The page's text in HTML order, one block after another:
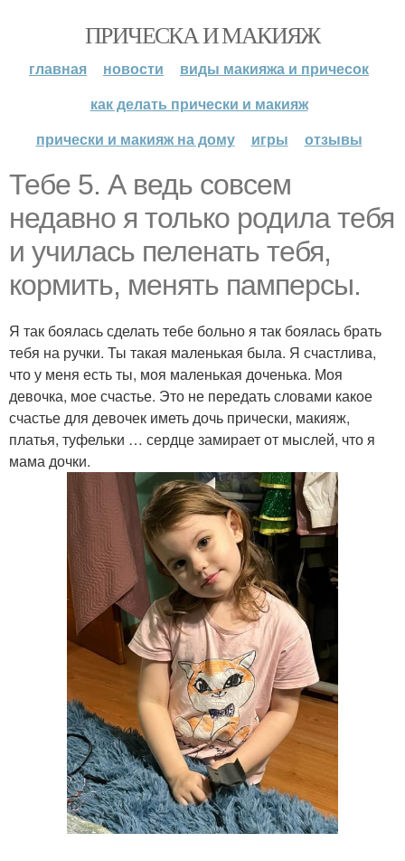
ПРИЧЕСКА И МАКИЯЖ
главная новости
виды макияжа и причесок
как делать прически и макияж
прически и макияж на дому
игры отзывы
Тебе 5. А ведь совсем
недавно я только родила тебя
и училась пеленать тебя,
кормить, менять памперсы.
Я так боялась сделать тебе больно я так боялась брать
тебя на ручки. Ты такая маленькая была. Я счастлива,
что у меня есть ты, моя маленькая доченька. Моя
девочка, мое счастье. Это не передать словами какое
счастье для девочек иметь дочь прически, макияж,
платья, туфельки … сердце замирает от мыслей, что я
мама дочки.